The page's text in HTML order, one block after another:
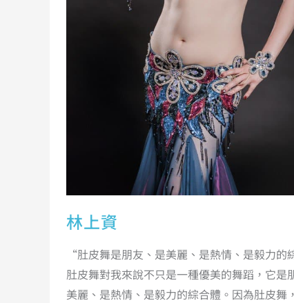
林上資
“肚皮舞是朋友、是美麗、是熱情、是毅力的
肚皮舞對我來說不只是一種優美的舞蹈，它是
美麗、是熱情、是毅力的綜合體。因為肚皮舞